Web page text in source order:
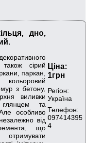
дно,
сірий
паркан,
з бетону,
виливки
глянцем та
особливо
від
що
Ціна:
1грн
Регіон:
Україна
Телефон:
097414395
4